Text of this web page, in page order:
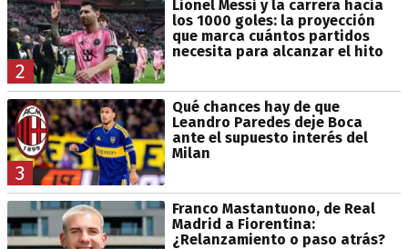
2
Lionel Messi y la carrera hacia
los 1000 goles: la proyección
que marca cuántos partidos
necesita para alcanzar el hito
3
Qué chances hay de que
Leandro Paredes deje Boca
ante el supuesto interés del
Milan
Franco Mastantuono, de Real
Madrid a Fiorentina:
¿Relanzamiento o paso atrás?